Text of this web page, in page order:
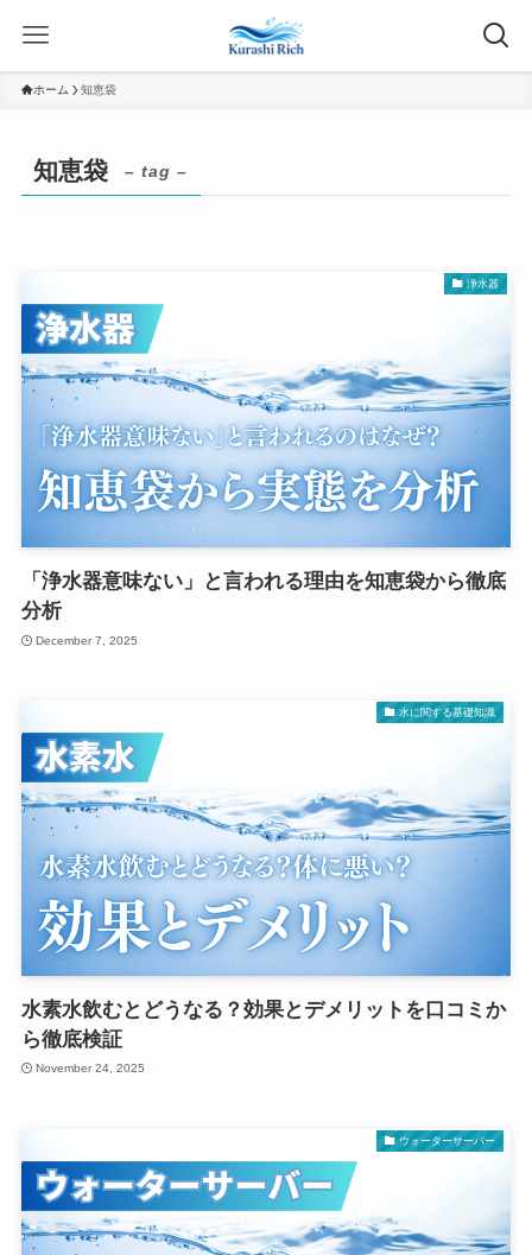
ホーム 知恵袋
知恵袋 – tag –
浄水器
「浄水器意味ない」と言われる理由を知恵袋から徹底
分析
December 7, 2025
水に関する基礎知識
水素水飲むとどうなる？効果とデメリットを口コミか
ら徹底検証
November 24, 2025
ウォーターサーバー